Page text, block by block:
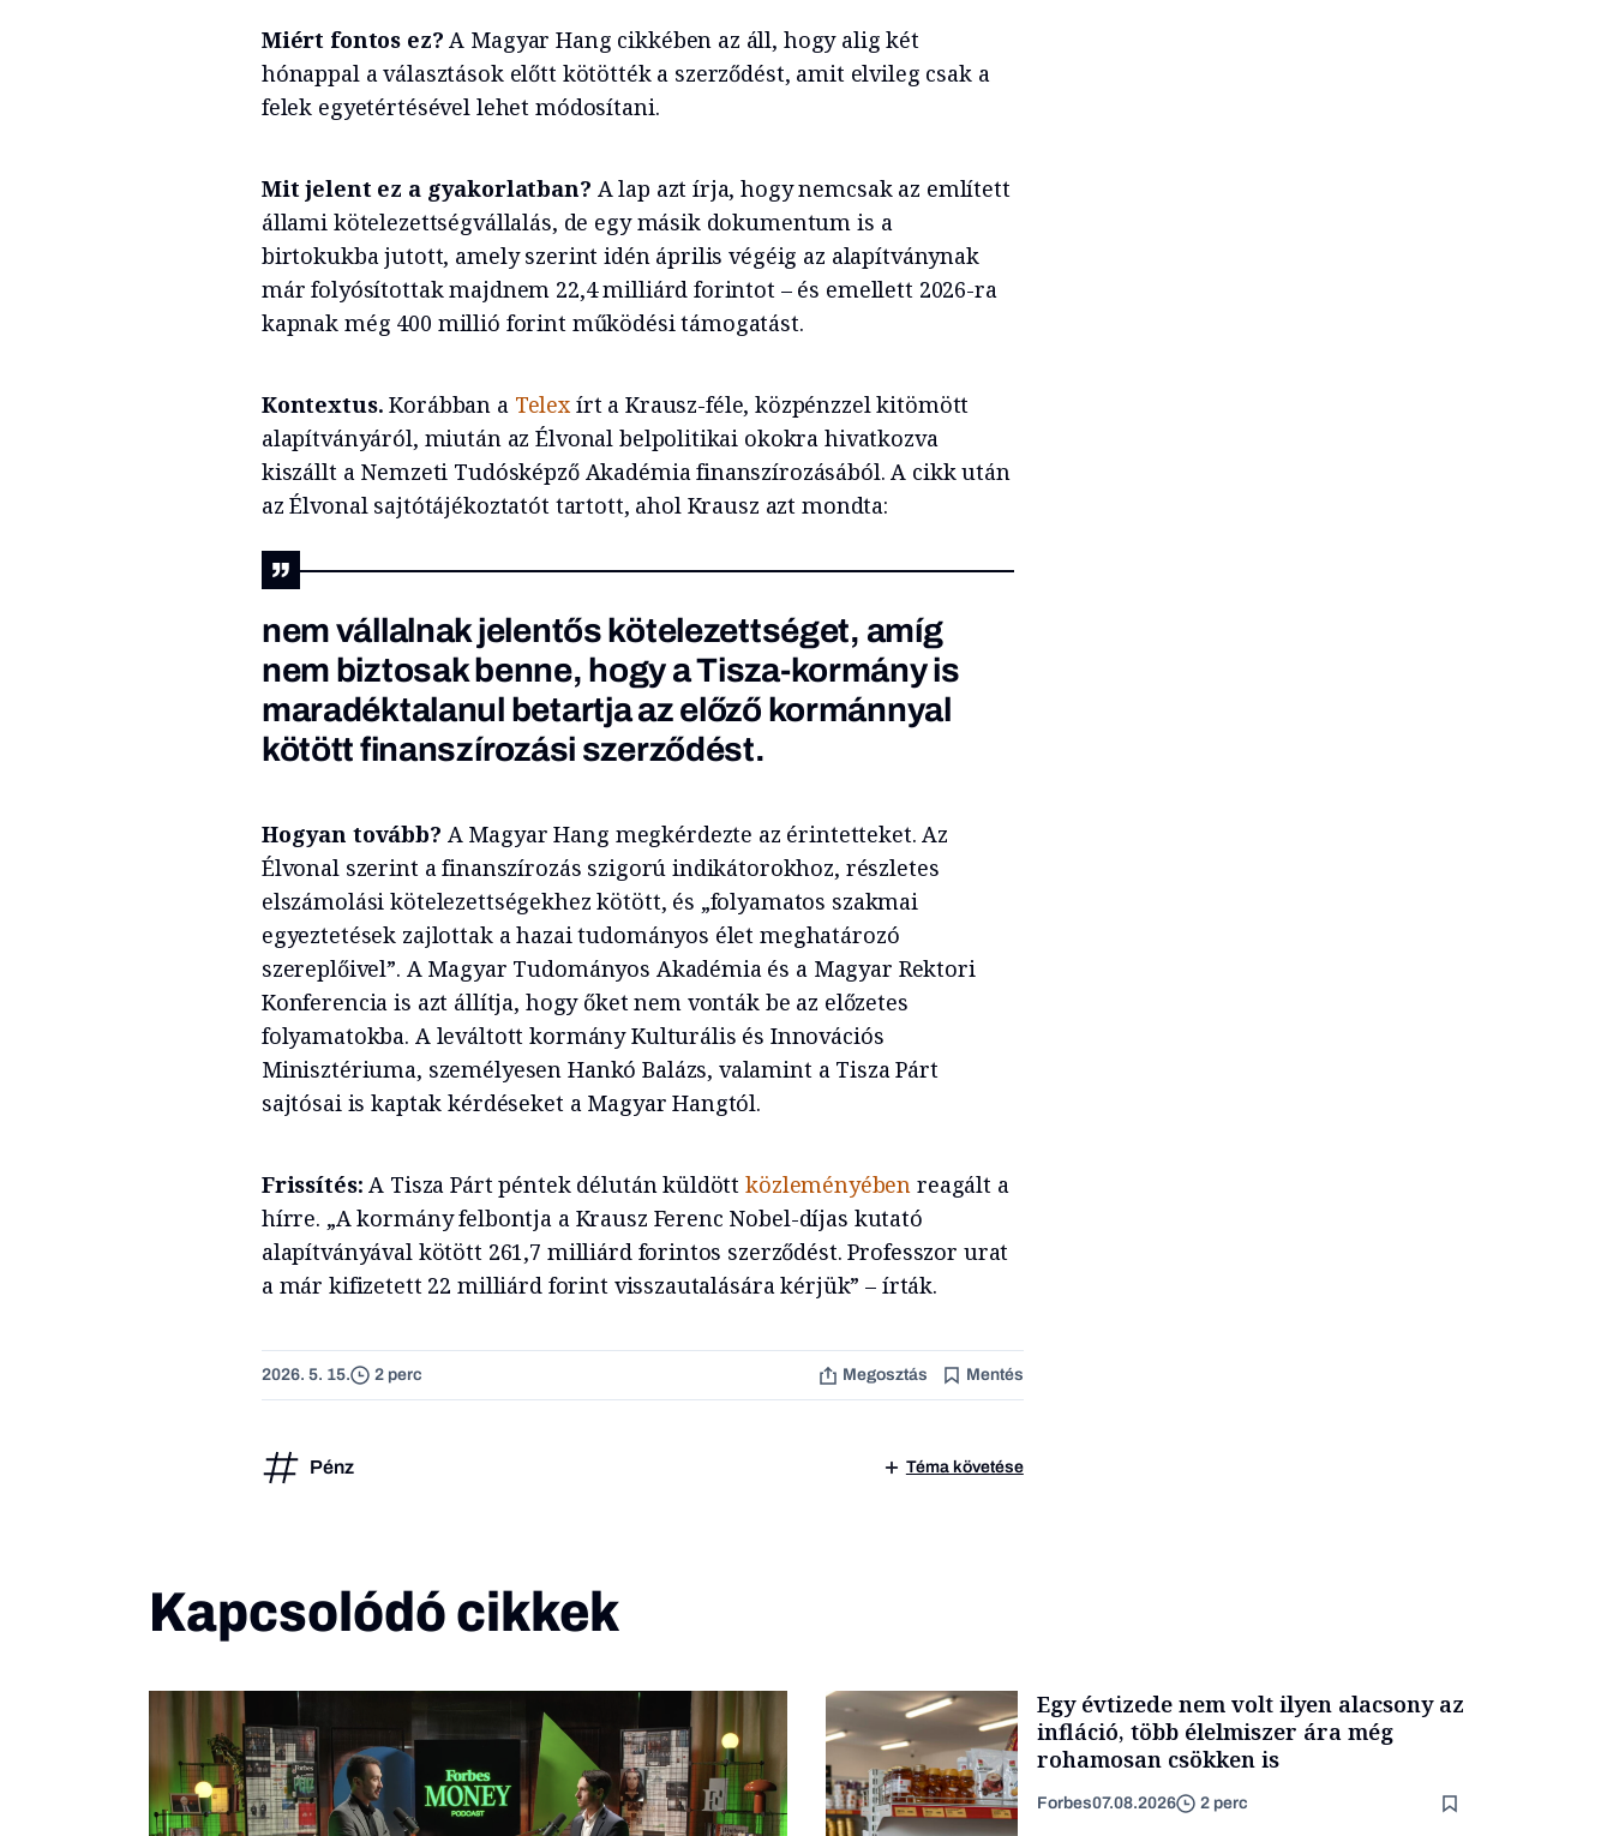
Miért fontos ez? A Magyar Hang cikkében az áll, hogy alig két
hónappal a választások előtt kötötték a szerződést, amit elvileg csak a
felek egyetértésével lehet módosítani.
Mit jelent ez a gyakorlatban? A lap azt írja, hogy nemcsak az említett
állami kötelezettségvállalás, de egy másik dokumentum is a
birtokukba jutott, amely szerint idén április végéig az alapítványnak
már folyósítottak majdnem 22,4 milliárd forintot – és emellett 2026-ra
kapnak még 400 millió forint működési támogatást.
Kontextus. Korábban a Telexírt a Krausz-féle, közpénzzel kitömött
alapítványáról, miután az Élvonal belpolitikai okokra hivatkozva
kiszállt a Nemzeti Tudósképző Akadémia finanszírozásából. A cikk után
az Élvonal sajtótájékoztatót tartott, ahol Krausz azt mondta:
nem vállalnak jelentős kötelezettséget, amíg
nem biztosak benne, hogy a Tisza-kormány is
maradéktalanul betartja az előző kormánnyal
kötött finanszírozási szerződést.
Hogyan tovább? A Magyar Hang megkérdezte az érintetteket. Az
Élvonal szerint a finanszírozás szigorú indikátorokhoz, részletes
elszámolási kötelezettségekhez kötött, és „folyamatos szakmai
egyeztetések zajlottak a hazai tudományos élet meghatározó
szereplőivel”. A Magyar Tudományos Akadémia és a Magyar Rektori
Konferencia is azt állítja, hogy őket nem vonták be az előzetes
folyamatokba. A leváltott kormány Kulturális és Innovációs
Minisztériuma, személyesen Hankó Balázs, valamint a Tisza Párt
sajtósai is kaptak kérdéseket a Magyar Hangtól.
Frissítés: A Tisza Párt péntek délután küldöttközleményében reagált a
hírre. „A kormány felbontja a Krausz Ferenc Nobel-díjas kutató
alapítványával kötött 261,7 milliárd forintos szerződést. Professzor urat
a már kifizetett 22 milliárd forint visszautalására kérjük” – írták.
2026. 5. 15. 2 perc Megosztás Mentés
Pénz Téma követése
Kapcsolódó cikkek
Egy évtizede nem volt ilyen alacsony az
infláció, több élelmiszer ára még
rohamosan csökken is
Forbes07.08.2026 2 perc